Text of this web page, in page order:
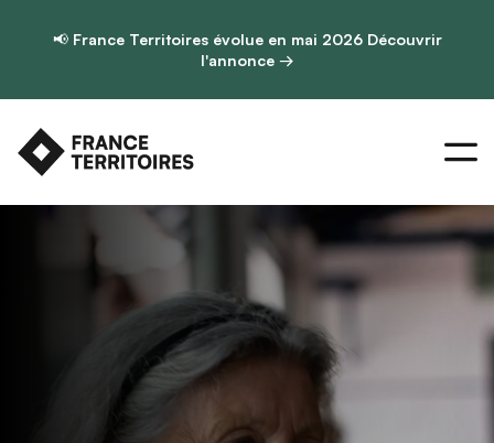
📢 France Territoires évolue en mai 2026 Découvrir
l'annonce →